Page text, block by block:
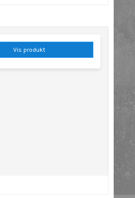
Vis produkt